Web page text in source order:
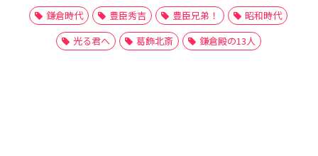
鎌倉時代
豊臣秀吉 豊臣兄弟！
昭和時代
光る君へ
葛飾北斎 鎌倉殿の13人